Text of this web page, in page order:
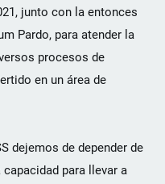
junto con la entonces
Pardo, para atender la
procesos de
en un área de
dejemos de depender de
para llevar a